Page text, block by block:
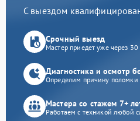
С выездом
Срочный выезд
Мастер приедет уже через
Диагностика и осмотр
Определим причину поломки
Мастера со стажем 7+
Работаем с техникой любой